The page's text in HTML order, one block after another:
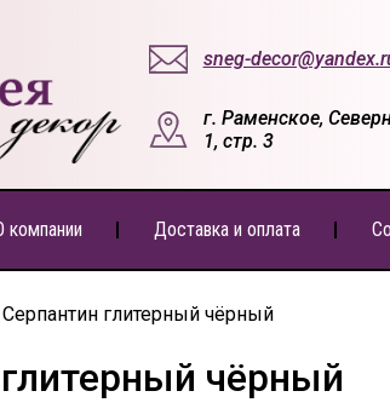
sneg-
г. Раменское,
1, стр. 3
компании Доставка и оплата
Серпантин глитерный чёрный
чёрный